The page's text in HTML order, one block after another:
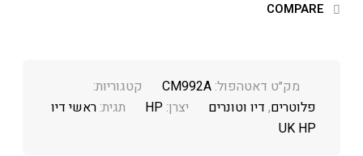
COMPARE
מק״ט דאטהפול:CM992A
קטגוריות:
פלוטרים, דיו וטונרים יצרן:HP תגית:ראשי דיו
UK HP